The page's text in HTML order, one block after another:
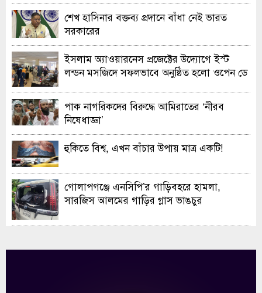
শেখ হাসিনার বক্তব্য প্রদানে বাঁধা নেই ভারত
সরকারের
ইসলাম অ্যাওয়ারনেস প্রজেক্টের উদ্যোগে ইস্ট
লন্ডন মসজিদে সফলভাবে অনুষ্ঠিত হলো ওপেন ডে
পাক নাগরিকদের বিরুদ্ধে আমিরাতের ‘নীরব
নিষেধাজ্ঞা’
হুকিতে বিশ্ব, এখন বাঁচার উপায় মাত্র একটি!
গোলাপগঞ্জে এনসিপি’র গাড়িবহরে হামলা,
সারজিস আলমের গাড়ির গ্লাস ভাঙচুর